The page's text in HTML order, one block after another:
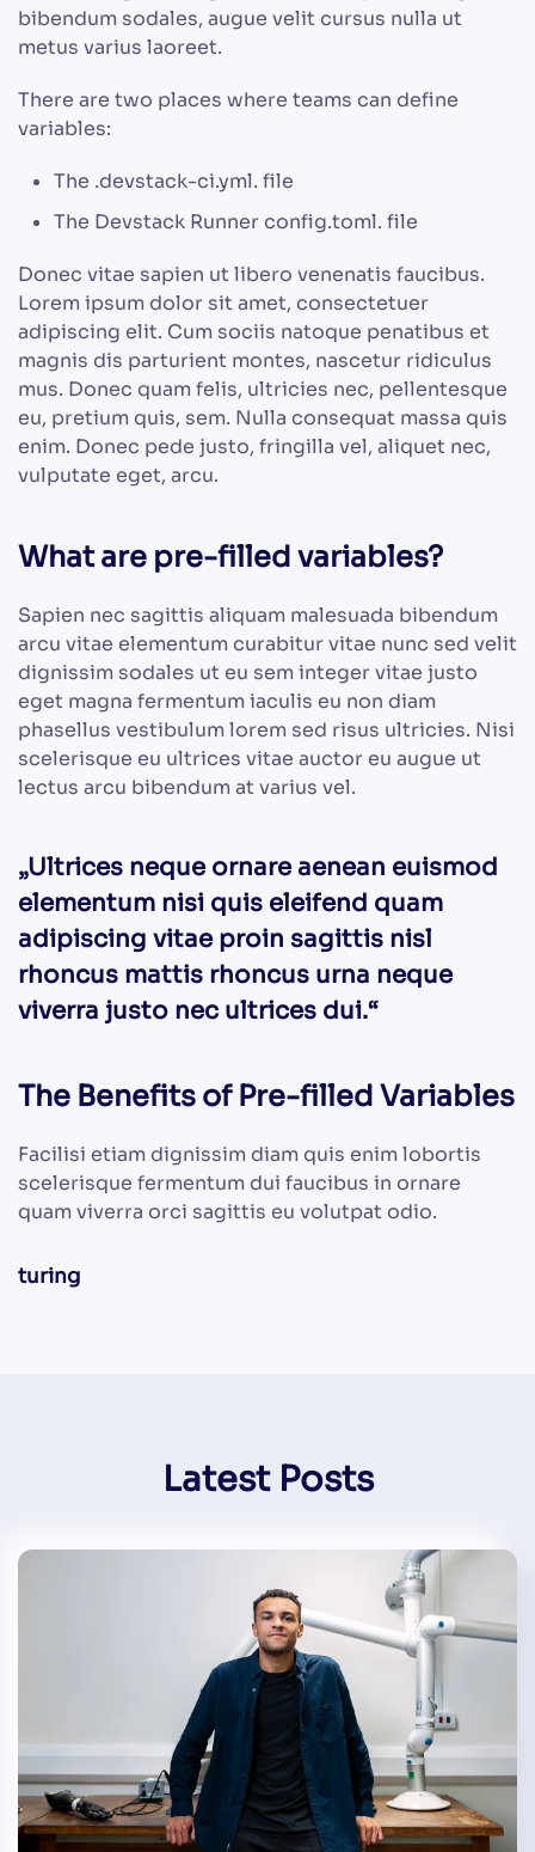
bibendum sodales, augue velit cursus nulla ut
metus varius laoreet.
There are two places where teams can define
variables:
The .devstack-ci.yml. file
The Devstack Runner config.toml. file
Donec vitae sapien ut libero venenatis faucibus.
Lorem ipsum dolor sit amet, consectetuer
adipiscing elit. Cum sociis natoque penatibus et
magnis dis parturient montes, nascetur ridiculus
mus. Donec quam felis, ultricies nec, pellentesque
eu, pretium quis, sem. Nulla consequat massa quis
enim. Donec pede justo, fringilla vel, aliquet nec,
vulputate eget, arcu.
What are pre-filled variables?
Sapien nec sagittis aliquam malesuada bibendum
arcu vitae elementum curabitur vitae nunc sed velit
dignissim sodales ut eu sem integer vitae justo
eget magna fermentum iaculis eu non diam
phasellus vestibulum lorem sed risus ultricies. Nisi
scelerisque eu ultrices vitae auctor eu augue ut
lectus arcu bibendum at varius vel.
„Ultrices neque ornare aenean euismod
elementum nisi quis eleifend quam
adipiscing vitae proin sagittis nisl
rhoncus mattis rhoncus urna neque
viverra justo nec ultrices dui.“
The Benefits of Pre-filled Variables
Facilisi etiam dignissim diam quis enim lobortis
scelerisque fermentum dui faucibus in ornare
quam viverra orci sagittis eu volutpat odio.
turing
Latest Posts